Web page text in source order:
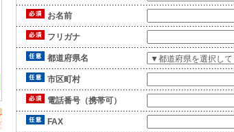
お名前
フリガナ
都道府県名
市区町村
電話番号（携帯可）
FAX